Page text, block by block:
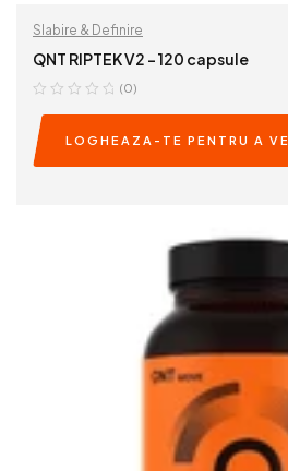
Slabire & Definire
QNT RIPTEK V2 – 120 capsule
(0)
LOGHEAZA-TE PENTRU A
READ MORE